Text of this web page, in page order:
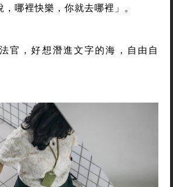
哪裡快樂，你就去哪裡」。
官，好想潛進文字的海，自由自